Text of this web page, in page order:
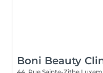
Boni Beauty